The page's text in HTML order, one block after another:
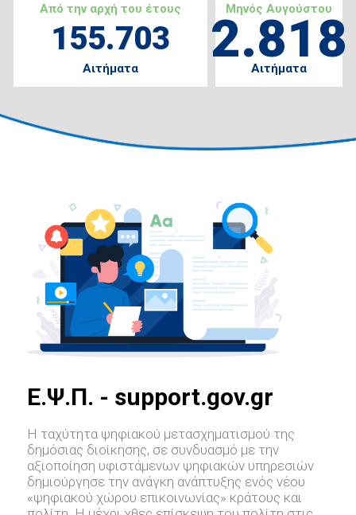
Από την αρχή του έτους
155.703
Αιτήματα
Μηνός Αυγούστου
2.818
Αιτήματα
E.Ψ.Π. - support.gov.gr
Η ταχύτητα ψηφιακού μετασχηματισμού της
δημόσιας διοίκησης, σε συνδυασμό με την
αξιοποίηση υφιστάμενων ψηφιακών υπηρεσιών
δημιούργησε την ανάγκη ανάπτυξης ενός νέου
«ψηφιακού χώρου επικοινωνίας» κράτους και